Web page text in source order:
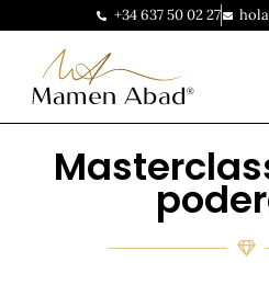
+34 637 50 02 27